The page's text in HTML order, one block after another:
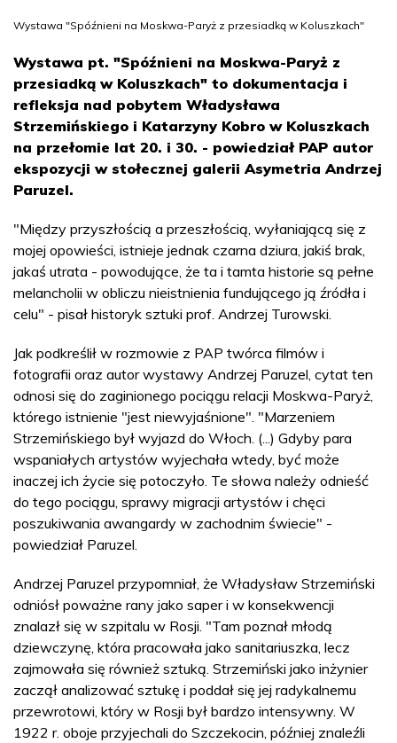
Wystawa "Spóźnieni na Moskwa-Paryż z przesiadką w Koluszkach"
Wystawa pt. "Spóźnieni na Moskwa-Paryż z
przesiadką w Koluszkach" to dokumentacja i
refleksja nad pobytem Władysława
Strzemińskiego i Katarzyny Kobro w Koluszkach
na przełomie lat 20. i 30. - powiedział PAP autor
ekspozycji w stołecznej galerii Asymetria Andrzej
Paruzel.
"Między przyszłością a przeszłością, wyłaniającą się z
mojej opowieści, istnieje jednak czarna dziura, jakiś brak,
jakaś utrata - powodujące, że ta i tamta historie są pełne
melancholii w obliczu nieistnienia fundującego ją źródła i
celu" - pisał historyk sztuki prof. Andrzej Turowski.
Jak podkreślił w rozmowie z PAP twórca filmów i
fotografii oraz autor wystawy Andrzej Paruzel, cytat ten
odnosi się do zaginionego pociągu relacji Moskwa-Paryż,
którego istnienie "jest niewyjaśnione". "Marzeniem
Strzemińskiego był wyjazd do Włoch. (...) Gdyby para
wspaniałych artystów wyjechała wtedy, być może
inaczej ich życie się potoczyło. Te słowa należy odnieść
do tego pociągu, sprawy migracji artystów i chęci
poszukiwania awangardy w zachodnim świecie" -
powiedział Paruzel.
Andrzej Paruzel przypomniał, że Władysław Strzemiński
odniósł poważne rany jako saper i w konsekwencji
znalazł się w szpitalu w Rosji. "Tam poznał młodą
dziewczynę, która pracowała jako sanitariuszka, lecz
zajmowała się również sztuką. Strzemiński jako inżynier
zaczął analizować sztukę i poddał się jej radykalnemu
przewrotowi, który w Rosji był bardzo intensywny. W
1922 r. oboje przyjechali do Szczekocin, później znaleźli